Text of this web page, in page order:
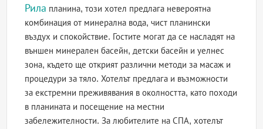
Рила планина, този хотел предлага невероятна
комбинация от минерална вода, чист планински
въздух и спокойствие. Гостите могат да се насладят на
външен минерален басейн, детски басейн и уелнес
зона, където ще открият различни методи за масаж и
процедури за тяло. Хотелът предлага и възможности
за екстремни преживявания в околността, като походи
в планината и посещение на местни
забележителности. За любителите на СПА, хотелът